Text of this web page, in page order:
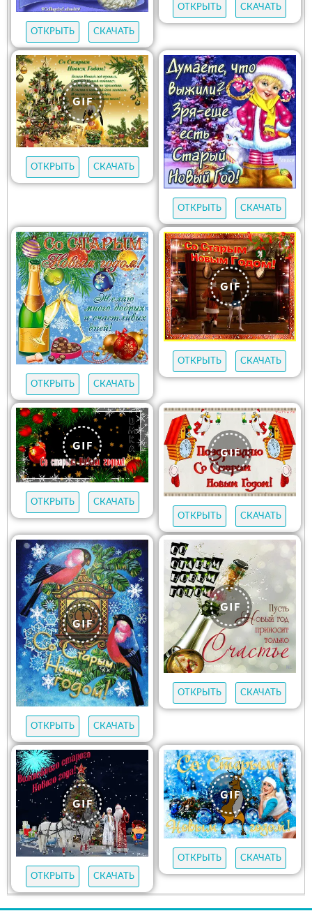
ОТКРЫТЬ СКАЧАТЬ
ОТКРЫТЬ СКАЧАТЬ
ОТКРЫТЬ СКАЧАТЬ
ОТКРЫТЬ СКАЧАТЬ
ОТКРЫТЬ СКАЧАТЬ
ОТКРЫТЬ СКАЧАТЬ
ОТКРЫТЬ
СКАЧАТЬ
ОТКРЫТЬ
СКАЧАТЬ
ОТКРЫТЬ СКАЧАТЬ
ОТКРЫТЬ СКАЧАТЬ
ОТКРЫТЬ СКАЧАТЬ
ОТКРЫТЬ СКАЧАТЬ